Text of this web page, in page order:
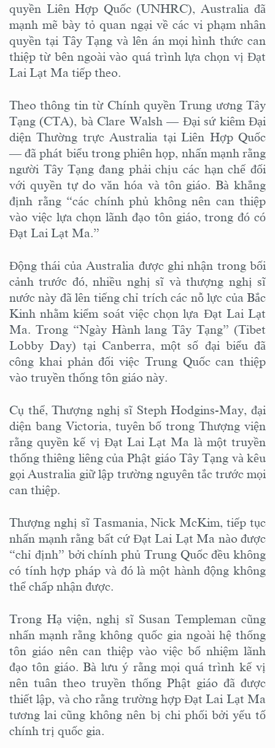
quyền Liên Hợp Quốc (UNHRC), Australia đã
mạnh mẽ bày tỏ quan ngại về các vi phạm nhân
quyền tại Tây Tạng và lên án mọi hình thức can
thiệp từ bên ngoài vào quá trình lựa chọn vị Đạt
Lai Lạt Ma tiếp theo.
Theo thông tin từ Chính quyền Trung ương Tây
Tạng (CTA), bà Clare Walsh — Đại sứ kiêm Đại
diện Thường trực Australia tại Liên Hợp Quốc
— đã phát biểu trong phiên họp, nhấn mạnh rằng
người Tây Tạng đang phải chịu các hạn chế đối
với quyền tự do văn hóa và tôn giáo. Bà khẳng
định rằng “các chính phủ không nên can thiệp
vào việc lựa chọn lãnh đạo tôn giáo, trong đó có
Đạt Lai Lạt Ma.”
Động thái của Australia được ghi nhận trong bối
cảnh trước đó, nhiều nghị sĩ và thượng nghị sĩ
nước này đã lên tiếng chỉ trích các nỗ lực của Bắc
Kinh nhằm kiểm soát việc chọn lựa Đạt Lai Lạt
Ma. Trong “Ngày Hành lang Tây Tạng” (Tibet
Lobby Day) tại Canberra, một số đại biểu đã
công khai phản đối việc Trung Quốc can thiệp
vào truyền thống tôn giáo này.
Cụ thể, Thượng nghị sĩ Steph Hodgins-May, đại
diện bang Victoria, tuyên bố trong Thượng viện
rằng quyền kế vị Đạt Lai Lạt Ma là một truyền
thống thiêng liêng của Phật giáo Tây Tạng và kêu
gọi Australia giữ lập trường nguyên tắc trước mọi
can thiệp.
Thượng nghị sĩ Tasmania, Nick McKim, tiếp tục
nhấn mạnh rằng bất cứ Đạt Lai Lạt Ma nào được
“chỉ định” bởi chính phủ Trung Quốc đều không
có tính hợp pháp và đó là một hành động không
thể chấp nhận được.
Trong Hạ viện, nghị sĩ Susan Templeman cũng
nhấn mạnh rằng không quốc gia ngoài hệ thống
tôn giáo nên can thiệp vào việc bổ nhiệm lãnh
đạo tôn giáo. Bà lưu ý rằng mọi quá trình kế vị
nên tuân theo truyền thống Phật giáo đã được
thiết lập, và cho rằng trường hợp Đạt Lai Lạt Ma
tương lai cũng không nên bị chi phối bởi yếu tố
chính trị quốc gia.